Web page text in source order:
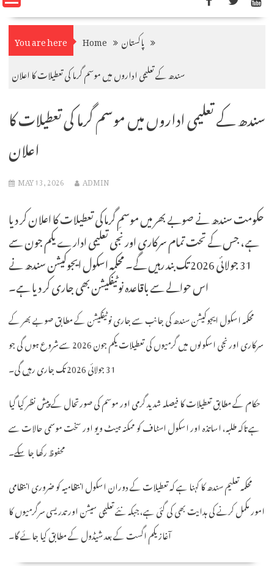
You are here Home
پاکستان
سندھ کے تعلیمی اداروں میں موسم گرما کی تعطیلات کا اعلان
سندھ کے تعلیمی اداروں میں موسم گرما کی تعطیلات کا
اعلان
MAY 13, 2026 ADMIN
حکومت سندھ نے صوبے بھر میں موسمِ گرما کی تعطیلات کا اعلان کر دیا
ہے، جس کے تحت تمام سرکاری اور نجی تعلیمی ادارے یکم جون سے
31 جولائی 2026 تک بند رہیں گے۔ محکمہ اسکول ایجوکیشن سندھ نے
اس حوالے سے باقاعدہ نوٹیفکیشن بھی جاری کر دیا ہے۔
محکمہ اسکول ایجوکیشن سندھ کی جانب سے جاری نوٹیفکیشن کے مطابق صوبے بھر کے
سرکاری اور نجی اسکولوں میں گرمیوں کی تعطیلات یکم جون 2026 سے شروع ہوں گی جو
31 جولائی 2026 تک جاری رہیں گی۔
حکام کے مطابق تعطیلات کا فیصلہ شدید گرمی اور موسم کی صورتحال کے پیش نظر کیا گیا
ہے تاکہ طلبہ، اساتذہ اور اسکول اسٹاف کو ممکنہ ہیٹ ویو اور سخت موسمی حالات سے
محفوظ رکھا جا سکے۔
محکمہ تعلیم سندھ کا کہنا ہے کہ تعطیلات کے دوران اسکول انتظامیہ کو ضروری انتظامی
امور مکمل کرنے کی ہدایت بھی کی گئی ہے، جبکہ نئے تعلیمی سیشن اور تدریسی سرگرمیوں کا
آغاز یکم اگست کے بعد شیڈول کے مطابق کیا جائے گا۔